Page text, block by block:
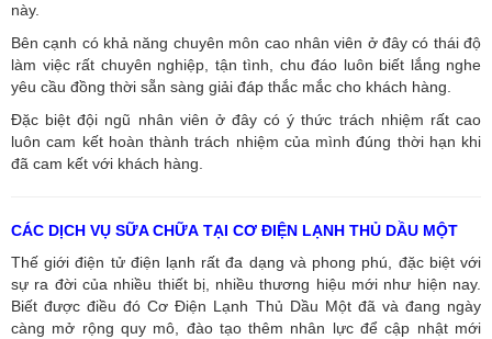
này.
Bên cạnh có khả năng chuyên môn cao nhân viên ở đây có thái độ
làm việc rất chuyên nghiệp, tận tình, chu đáo luôn biết lắng nghe
yêu cầu đồng thời sẵn sàng giải đáp thắc mắc cho khách hàng.
Đặc biệt đội ngũ nhân viên ở đây có ý thức trách nhiệm rất cao
luôn cam kết hoàn thành trách nhiệm của mình đúng thời hạn khi
đã cam kết với khách hàng.
CÁC DỊCH VỤ SỮA CHỮA TẠI CƠ ĐIỆN LẠNH THỦ DẦU MỘT
Thế giới điện tử điện lạnh rất đa dạng và phong phú, đặc biệt với
sự ra đời của nhiều thiết bị, nhiều thương hiệu mới như hiện nay.
Biết được điều đó Cơ Điện Lạnh Thủ Dầu Một đã và đang ngày
càng mở rộng quy mô, đào tạo thêm nhân lực để cập nhật mới